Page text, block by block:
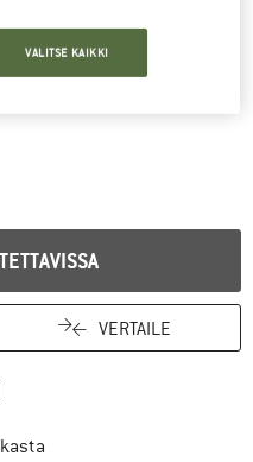
VERTAILE
VALITSE KAIKKI